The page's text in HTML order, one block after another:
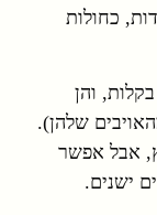
כחולות
והן
שלהן).
אבל אפשר
ישנים.